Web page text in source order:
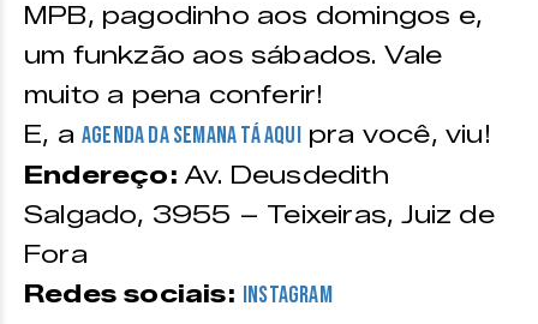
MPB, pagodinho aos domingos e,
um funkzão aos sábados. Vale
muito a pena conferir!
E, a agenda da semana tá aquipra você, viu!
Endereço: Av. Deusdedith
Salgado, 3955 – Teixeiras, Juiz de
Fora
Redes sociais: Instagram